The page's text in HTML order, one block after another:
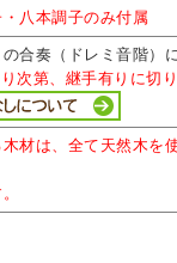
八本調子のみ付属
合奏（ドレミ音階）
次第、継手有りに切
材は、全て天然木を